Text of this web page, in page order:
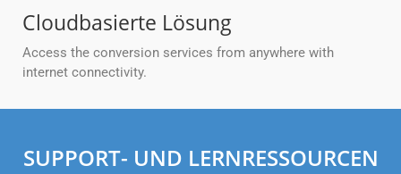
Cloudbasierte Lösung
Access the conversion services from anywhere with
internet connectivity.
SUPPORT- UND LERNRESSOURCEN